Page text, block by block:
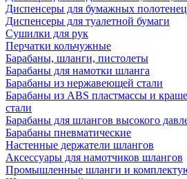
Диспенсеры для бумажных полотенец
Диспенсеры для туалетной бумаги
Сушилки для рук
Перчатки кольчужные
Барабаны, шланги, пистолеты
Барабаны для намотки шланга
Барабаны из нержавеющей стали
Барабаны из ABS пластмассы и
стали
Барабаны для шлангов высокого
Барабаны пневматические
Настенные держатели шлангов
Аксессуары для намотчиков шлангов
Промышленные шланги и